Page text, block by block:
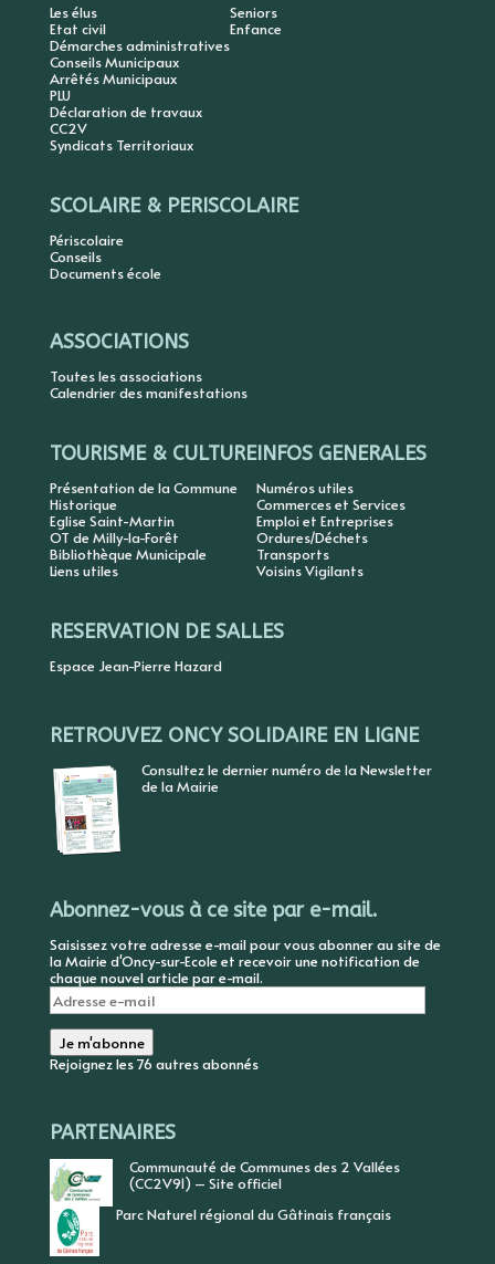
Les élus
Etat civil
Démarches administratives
Conseils Municipaux
Arrêtés Municipaux
PLU
Déclaration de travaux
CC2V
Syndicats Territoriaux
Seniors
Enfance
SCOLAIRE & PERISCOLAIRE
Périscolaire
Conseils
Documents école
ASSOCIATIONS
Toutes les associations
Calendrier des manifestations
TOURISME & CULTURE
Présentation de la Commune
Historique
Eglise Saint-Martin
OT de Milly-la-Forêt
Bibliothèque Municipale
Liens utiles
INFOS GENERALES
Numéros utiles
Commerces et Services
Emploi et Entreprises
Ordures/Déchets
Transports
Voisins Vigilants
RESERVATION DE SALLES
Espace Jean-Pierre Hazard
RETROUVEZ ONCY SOLIDAIRE EN LIGNE
Consultez le dernier numéro de la Newsletter
de la Mairie
Abonnez-vous à ce site par e-mail.
Saisissez votre adresse e-mail pour vous abonner au site de
la Mairie d'Oncy-sur-Ecole et recevoir une notification de
chaque nouvel article par e-mail.
Adresse
e-
mail
Je m'abonne
Rejoignez les 76 autres abonnés
PARTENAIRES
Communauté de Communes des 2 Vallées
(CC2V91) – Site officiel
Parc Naturel régional du Gâtinais français